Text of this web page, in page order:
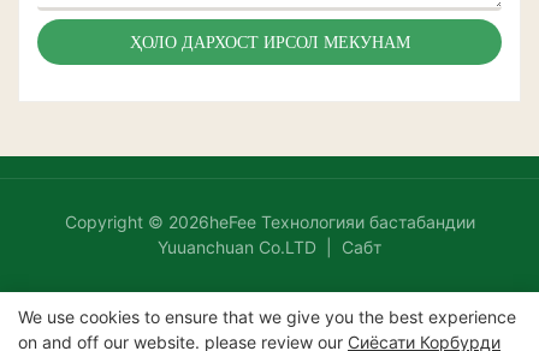
ҲОЛО ДАРХОСТ ИРСОЛ МЕКУНАМ
Copyright © 2026heFee Технологияи бастабандии
Yuuanchuan Co.LTD |
Сабт
We use cookies to ensure that we give you the best experience
on and off our website. please review our Сиёсати Корбурди